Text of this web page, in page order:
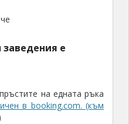
е
на едната ръка
в booking.com. (към